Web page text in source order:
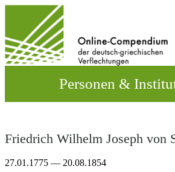
wechseln
Personen &
Friedrich Wilhelm Joseph von
27.01.1775 — 20.08.1854